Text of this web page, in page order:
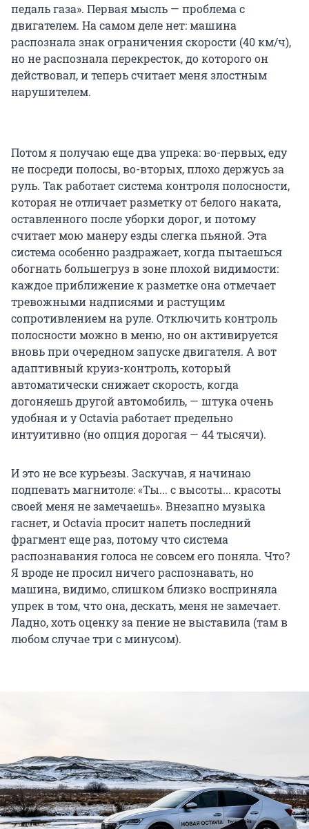
педаль газа». Первая мысль — проблема с
двигателем. На самом деле нет: машина
распознала знак ограничения скорости (40 км/ч),
но не распознала перекресток, до которого он
действовал, и теперь считает меня злостным
нарушителем.
Потом я получаю еще два упрека: во-первых, еду
не посреди полосы, во-вторых, плохо держусь за
руль. Так работает система контроля полосности,
которая не отличает разметку от белого наката,
оставленного после уборки дорог, и потому
считает мою манеру езды слегка пьяной. Эта
система особенно раздражает, когда пытаешься
обогнать большегруз в зоне плохой видимости:
каждое приближение к разметке она отмечает
тревожными надписями и растущим
сопротивлением на руле. Отключить контроль
полосности можно в меню, но он активируется
вновь при очередном запуске двигателя. А вот
адаптивный круиз-контроль, который
автоматически снижает скорость, когда
догоняешь другой автомобиль, — штука очень
удобная и у Octavia работает предельно
интуитивно (но опция дорогая — 44 тысячи).
И это не все курьезы. Заскучав, я начинаю
подпевать магнитоле: «Ты... с высоты... красоты
своей меня не замечаешь». Внезапно музыка
гаснет, и Octavia просит напеть последний
фрагмент еще раз, потому что система
распознавания голоса не совсем его поняла. Что?
Я вроде не просил ничего распознавать, но
машина, видимо, слишком близко восприняла
упрек в том, что она, дескать, меня не замечает.
Ладно, хоть оценку за пение не выставила (там в
любом случае три с минусом).